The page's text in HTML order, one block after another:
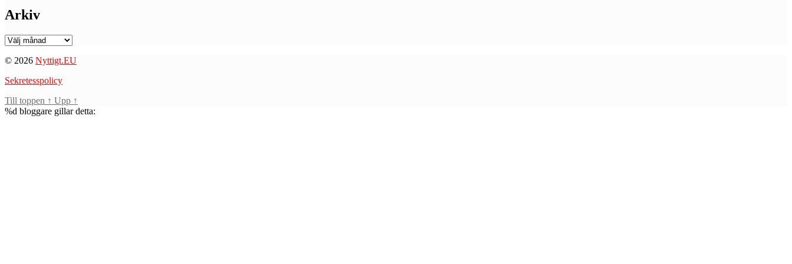
Arkiv
Arkiv
© 2026 Nyttigt.EU
Sekretesspolicy
Till toppen ↑ Upp ↑
%d bloggare gillar detta: